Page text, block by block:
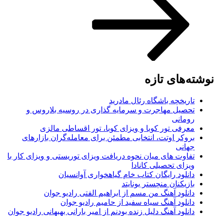
نوشته‌های تازه
تاریخچه باشگاه رئال مادرید
تحصیل مهاجرت و سرمایه گذاری در روسیه بلاروس و
رومانی
معرفی تور کوبا و ویزای کوبا، تور اقساطی مالزی
بروکر اوتت، انتخابی مطمئن برای معامله‌گران بازارهای
جهانی
تفاوت های میان نحوه دریافت ویزای توریستی و ویزای کار با
ویزای تحصیلی کانادا
دانلود رایگان کتاب خام گیاهخواری آوانسیان
بازیکنان منچستر یونایتد
دانلود آهنگ من مسم از ابراهیم الفتی رادیو جوان
دانلود آهنگ سیاه سفید از حامیم رادیو جوان
دانلود آهنگ دلیل زنده بودنم از امیر بارانی بهبهانی رادیو جوان